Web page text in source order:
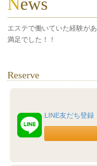
News
エステで働いていた経験が
満足でした！！
Reserve
LINE友だち登録